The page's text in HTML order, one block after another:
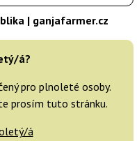
| ganjafarmer.cz
á?
pro plnoleté osoby.
prosím tuto stránku.
á
Vision Seeds
3 semena
do 3-7